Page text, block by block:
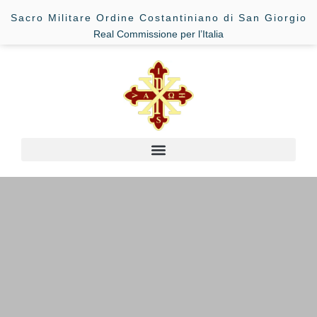
Sacro Militare Ordine Costantiniano di San Giorgio
Real Commissione per l’Italia